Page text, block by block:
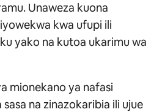
Unaweza kuona
kwa ufupi ili
yako na kutoa ukarimu wa
mionekano ya nafasi
na zinazokaribia ili ujue